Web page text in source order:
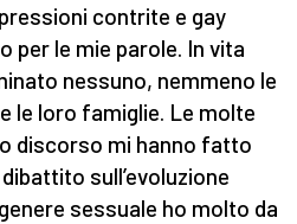
contrite e gay
per le mie parole. In vita
nessuno, nemmeno le
le loro famiglie. Le molte
discorso mi hanno fatto
sull’evoluzione
sessuale ho molto da